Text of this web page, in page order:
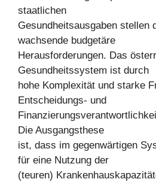
staatlichen
Gesundheitsausgaben stellen
wachsende budgetäre
Herausforderungen. Das
Gesundheitssystem ist durch
hohe Komplexität und starke
Entscheidungs- und
Die Ausgangsthese
ist, dass im gegenwärtigen
für eine Nutzung der
(teuren)